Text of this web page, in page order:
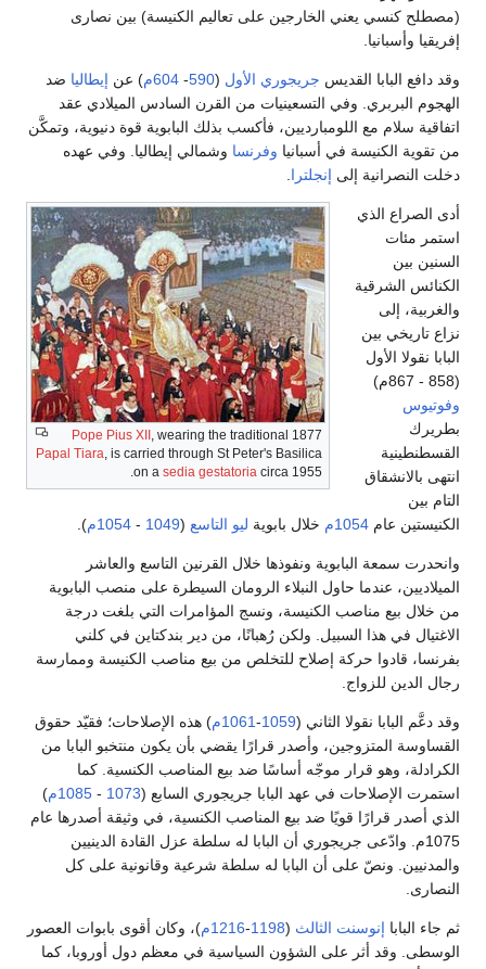
(مصطلح كنسي يعني الخارجين على تعاليم الكنيسة) بين نصارى
إفريقيا وأسبانيا.
وقد دافع البابا القديس جريجوري الأول (
590
- 604م ) عن إيطاليا ضد
الهجوم البربري. وفي التسعينيات من القرن السادس الميلادي عقد
اتفاقية سلام مع اللومبارديين، فأكسب بذلك البابوية قوة دنيوية، وتمكَّن
من تقوية الكنيسة في أسبانيا وفرنسا وشمالي إيطاليا. وفي عهده
دخلت النصرانية إلى إنجلترا
Pope Pius XII , wearing the traditional 1877
Papal Tiara, is carried through St Peter's Basilica
on a sedia gestatoria circa 1955.
أدى الصراع الذي
استمر مئات
السنين بين
الكنائس الشرقية
والغربية، إلى
نزاع تاريخي بين
البابا نقولا الأول
(858 - 867م)
وفوتيوس
بطريرك
القسطنطينية
انتهى بالانشقاق
التام بين
الكنيستين عام 1054م خلال بابوية ليو التاسع (
1049
- 1054م ).
وانحدرت سمعة البابوية ونفوذها خلال القرنين التاسع والعاشر
الميلاديين، عندما حاول النبلاء الرومان السيطرة على منصب البابوية
من خلال بيع مناصب الكنيسة، ونسج المؤامرات التي بلغت درجة
الاغتيال في هذا السبيل. ولكن رُهبانًا، من دير بندكتاين في كلني
بفرنسا، قادوا حركة إصلاح للتخلص من بيع مناصب الكنيسة وممارسة
رجال الدين للزواج.
وقد دعَّم البابا نقولا الثاني (1059
-1061م
) هذه الإصلاحات؛ فقيّد حقوق
القساوسة المتزوجين، وأصدر قرارًا يقضي بأن يكون منتخبو البابا من
الكرادلة، وهو قرار موجّه أساسًا ضد بيع المناصب الكنسية. كما
استمرت الإصلاحات في عهد البابا جريجوري السابع (1073
- 1085م
)
الذي أصدر قرارًا قويًا ضد بيع المناصب الكنسية، في وثيقة أصدرها عام
1075م. وادّعى جريجوري أن البابا له سلطة عزل القادة الدينيين
والمدنيين. ونصّ على أن البابا له سلطة شرعية وقانونية على كل
النصارى.
ثم جاء البابا إنوسنت الثالث (
1198
-1216م
)، وكان أقوى بابوات العصور
الوسطى. وقد أثر على الشؤون السياسية في معظم دول أوروبا، كما